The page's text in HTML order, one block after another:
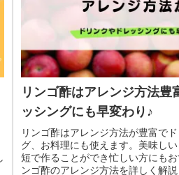
リンゴ酢はアレンジ方法豊
ッシングにも早変わり♪
リンゴ酢はアレンジ方法が豊富で
グ、お料理にも使えます。美味し
短で作ることができ忙しい方にも
ンゴ酢のアレンジ方法を詳しく解